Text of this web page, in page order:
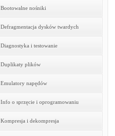
Bootowalne nośniki
Defragmentacja dysków twardych
Diagnostyka i testowanie
Duplikaty plików
Emulatory napędów
Info o sprzęcie i oprogramowaniu
Kompresja i dekompresja